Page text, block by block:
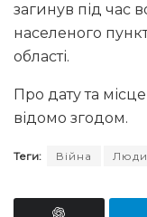
загинув під час
населеного
області.
Про дату та
відомо згодом.
Теги: Війна Люди